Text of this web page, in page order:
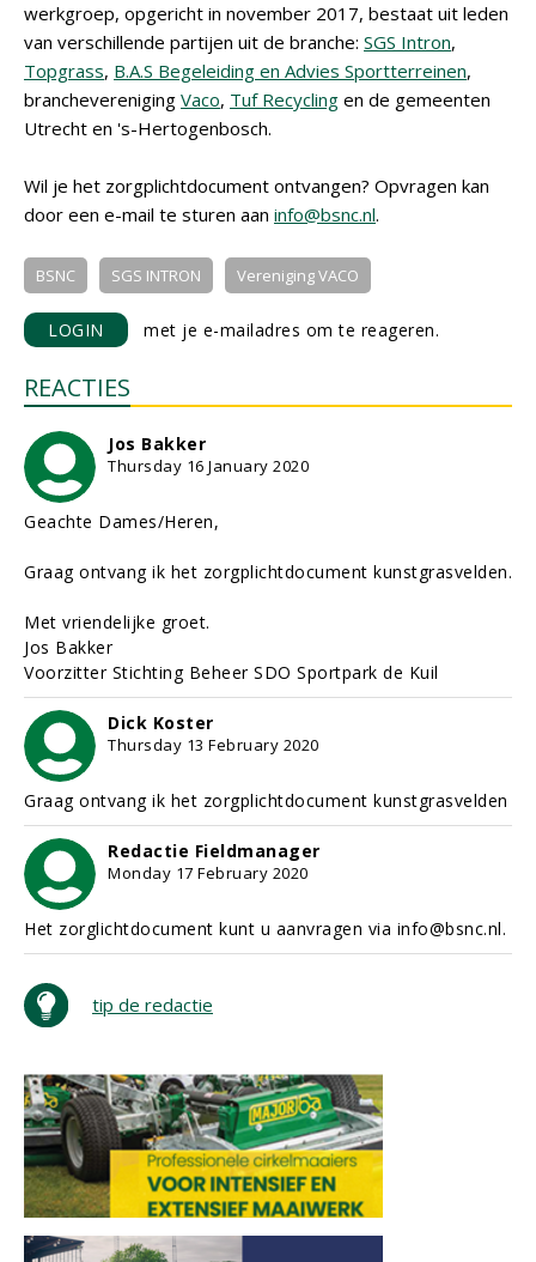
werkgroep, opgericht in november 2017, bestaat uit leden
van verschillende partijen uit de branche: SGS Intron,
Topgrass, B.A.S Begeleiding en Advies Sportterreinen,
branchevereniging Vaco, Tuf Recycling en de gemeenten
Utrecht en 's-Hertogenbosch.
Wil je het zorgplichtdocument ontvangen? Opvragen kan
door een e-mail te sturen aan info@bsnc.nl.
BSNC SGS INTRON Vereniging VACO
LOGIN met je e-mailadres om te reageren.
REACTIES
Jos Bakker
Thursday 16 January 2020
Geachte Dames/Heren,
Graag ontvang ik het zorgplichtdocument kunstgrasvelden.
Met vriendelijke groet.
Jos Bakker
Voorzitter Stichting Beheer SDO Sportpark de Kuil
Dick Koster
Thursday 13 February 2020
Graag ontvang ik het zorgplichtdocument kunstgrasvelden
Redactie Fieldmanager
Monday 17 February 2020
Het zorglichtdocument kunt u aanvragen via info@bsnc.nl.
tip de redactie